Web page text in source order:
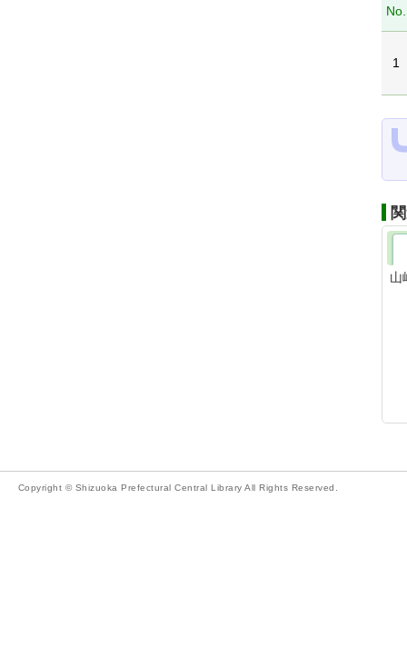
No.
1
山
Copyright © Shizuoka Prefectural Central Library All Rights Reserved.